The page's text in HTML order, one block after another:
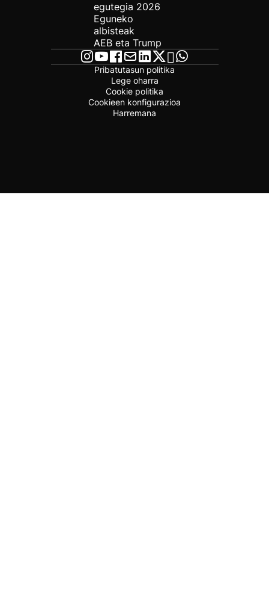
egutegia 2026
Eguneko
albisteak
AEB eta Trump
Pribatutasun politika
Lege oharra
Cookie politika
Cookieen konfigurazioa
Harremana